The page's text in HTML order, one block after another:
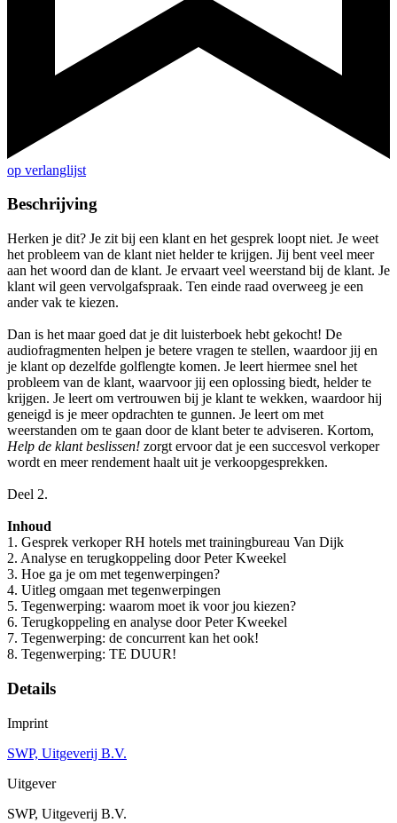
op verlanglijst
Beschrijving
Herken je dit? Je zit bij een klant en het gesprek loopt niet. Je weet
het probleem van de klant niet helder te krijgen. Jij bent veel meer
aan het woord dan de klant. Je ervaart veel weerstand bij de klant. Je
klant wil geen vervolgafspraak. Ten einde raad overweeg je een
ander vak te kiezen.
Dan is het maar goed dat je dit luisterboek hebt gekocht! De
audiofragmenten helpen je betere vragen te stellen, waardoor jij en
je klant op dezelfde golflengte komen. Je leert hiermee snel het
probleem van de klant, waarvoor jij een oplossing biedt, helder te
krijgen. Je leert om vertrouwen bij je klant te wekken, waardoor hij
geneigd is je meer opdrachten te gunnen. Je leert om met
weerstanden om te gaan door de klant beter te adviseren. Kortom,
Help de klant beslissen! zorgt ervoor dat je een succesvol verkoper
wordt en meer rendement haalt uit je verkoopgesprekken.
Deel 2.
Inhoud
1. Gesprek verkoper RH hotels met trainingbureau Van Dijk
2. Analyse en terugkoppeling door Peter Kweekel
3. Hoe ga je om met tegenwerpingen?
4. Uitleg omgaan met tegenwerpingen
5. Tegenwerping: waarom moet ik voor jou kiezen?
6. Terugkoppeling en analyse door Peter Kweekel
7. Tegenwerping: de concurrent kan het ook!
8. Tegenwerping: TE DUUR!
Details
Imprint
SWP, Uitgeverij B.V.
Uitgever
SWP, Uitgeverij B.V.